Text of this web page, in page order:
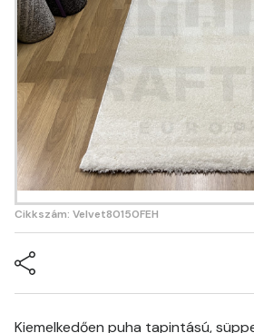
Cikkszám: Velvet80150FEH
Kiemelkedően puha tapintású,